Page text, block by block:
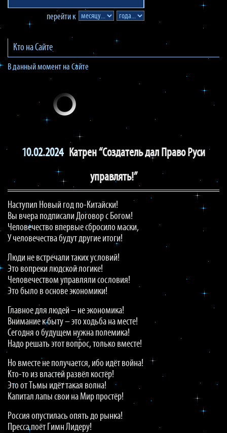
перейти к
Кто на Сайте
В данный момент на Сайте
10.02.2024 Катрен “Создатель дал Право Руси
управлять!”
Наступил Новый год по-Китайски!
Вы вчера подписали Договор с Богом!
Человечество впервые сбросило маски,
У человечества будут другие итоги!
Люди не встречали таких условий!
Это вопреки людской логике!
Человечеством управляли сословия!
Это было в основе экономики!
Главное для людей – не экономика!
Внимание к быту – это ходьба на месте!
Сегодня о будущем нужна полемика!
Надо решать этот вопрос, только вместе!
Но вместе не получается, ибо идёт война!
Кто-то из властей развёл костёр!
Это от Тьмы идёт такая волна!
Капитал лапы свои на Мир простёр!
Россия опустилась опять до рынка!
Пресса поёт Гимн Лидеру!